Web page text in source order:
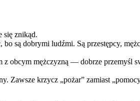
się znikąd.
bo są dobrymi ludźmi. Są przestępcy,
obcym mężczyzną — dobrze przemyśl
Zawsze krzycz „pożar” zamiast